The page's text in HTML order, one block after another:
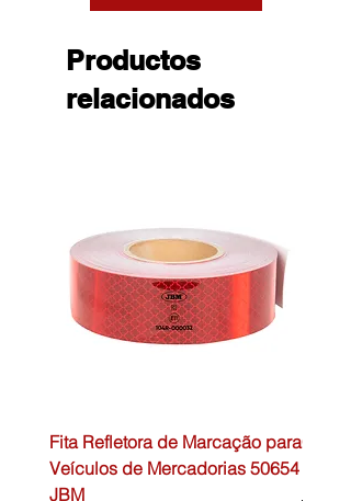
Productos
relacionados
Fita Refletora de Marcação para
Veículos de Mercadorias 50654
JBM